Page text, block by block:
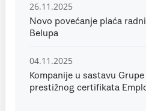
26.11.2025
Novo povećanje plaća
Belupa
04.11.2025
Kompanije u sastavu
prestižnog certifikata